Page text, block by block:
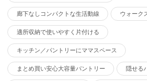
廊下なしコンパクトな生活動線 ウォーク
適所収納で使いやすく片付ける
キッチン／パントリーにママスペース
まとめ買い安心大容量パントリー 隠せる